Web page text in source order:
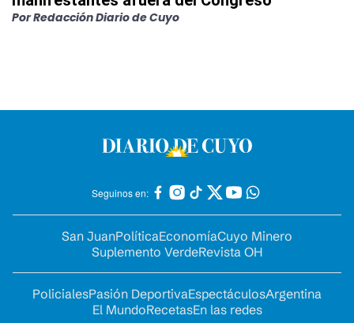
PorRedacción Diario de Cuyo
Seguinos en:
San JuanPolíticaEconomíaCuyo Minero
Suplemento VerdeRevista OH
PolicialesPasión DeportivaEspectáculosArgentina
El MundoRecetasEn las redes